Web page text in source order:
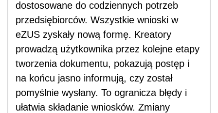
dostosowane do codziennych potrzeb
przedsiębiorców. Wszystkie wnioski w
eZUS zyskały nową formę. Kreatory
prowadzą użytkownika przez kolejne etapy
tworzenia dokumentu, pokazują postęp i
na końcu jasno informują, czy został
pomyślnie wysłany. To ogranicza błędy i
ułatwia składanie wniosków. Zmiany